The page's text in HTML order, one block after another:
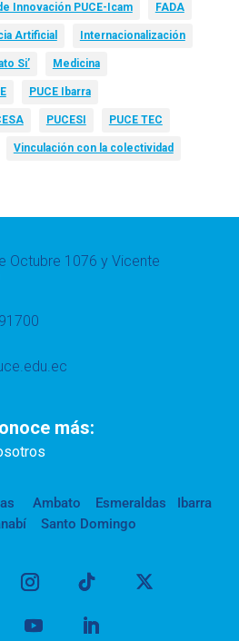
Innovación PUCE-Icam FADA
Artificial Internacionalización
Si’ Medicina
PUCE Ibarra
PUCESI PUCE TEC
Vinculación con la colectividad
Octubre 1076 y Vicente
más:
Ambato Esmeraldas
Ibarra
Santo Domingo